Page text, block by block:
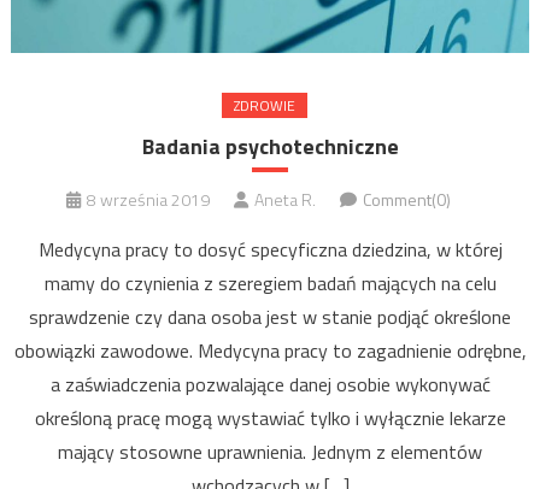
ZDROWIE
Badania psychotechniczne
8 września 2019 Aneta R. Comment(0)
Medycyna pracy to dosyć specyficzna dziedzina, w której
mamy do czynienia z szeregiem badań mających na celu
sprawdzenie czy dana osoba jest w stanie podjąć określone
obowiązki zawodowe. Medycyna pracy to zagadnienie odrębne,
a zaświadczenia pozwalające danej osobie wykonywać
określoną pracę mogą wystawiać tylko i wyłącznie lekarze
mający stosowne uprawnienia. Jednym z elementów